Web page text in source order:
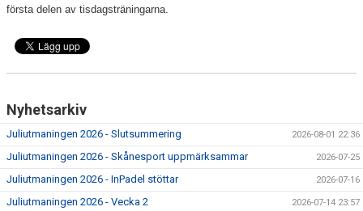
första delen av tisdagsträningarna.
Nyhetsarkiv
Juliutmaningen 2026 - Slutsummering 2026-08-01 22:36
Juliutmaningen 2026 - Skånesport uppmärksammar 2026-07-25
Juliutmaningen 2026 - InPadel stöttar 2026-07-16
Juliutmaningen 2026 - Vecka 2 2026-07-14 23:57